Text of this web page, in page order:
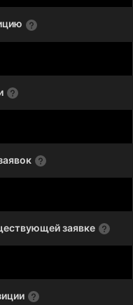
заявке